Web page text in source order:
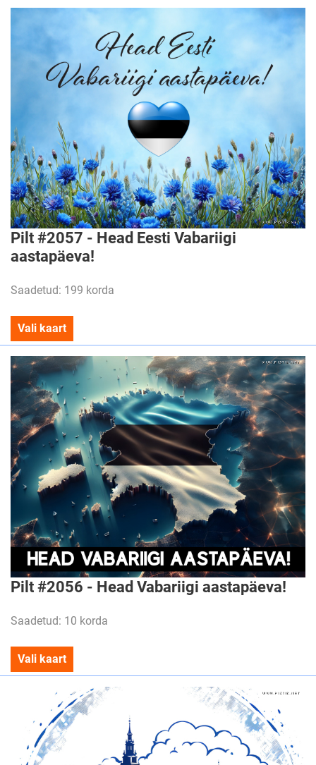
Pilt #2057 - Head Eesti Vabariigi
aastapäeva!
Saadetud: 199 korda
Vali kaart
Pilt #2056 - Head Vabariigi aastapäeva!
Saadetud: 10 korda
Vali kaart